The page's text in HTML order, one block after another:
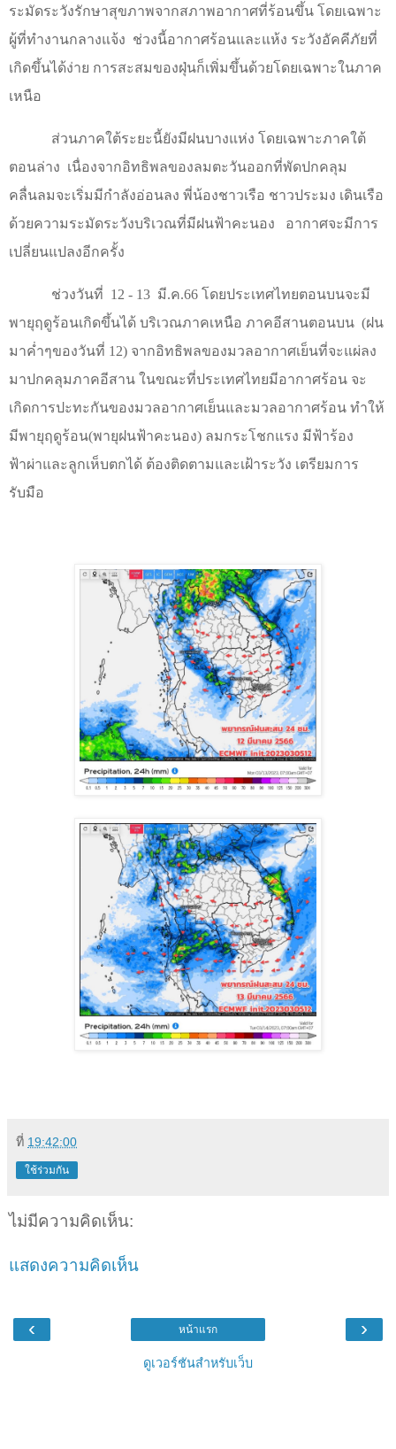
ระมัดระวังรักษาสุขภาพจากสภาพอากาศที่ร้อนขึ้น โดยเฉพาะ
ผู้ที่ทำงานกลางแจ้ง ช่วงนี้อากาศร้อนและแห้ง ระวังอัคคีภัยที่
เกิดขึ้นได้ง่าย การสะสมของฝุ่นก็เพิ่มขึ้นด้วยโดยเฉพาะในภาค
เหนือ
ส่วนภาคใต้ระยะนี้ยังมีฝนบางแห่ง โดยเฉพาะภาคใต้
ตอนล่าง เนื่องจากอิทธิพลของลมตะวันออกที่พัดปกคลุม
คลื่นลมจะเริ่มมีกำลังอ่อนลง พี่น้องชาวเรือ ชาวประมง เดินเรือ
ด้วยความระมัดระวังบริเวณที่มีฝนฟ้าคะนอง
อากาศจะมีการ
เปลี่ยนแปลงอีกครั้ง
ช่วงวันที่ 12 - 13 มี.ค.66 โดยประเทศไทยตอนบนจะมี
พายุฤดูร้อนเกิดขึ้นได้ บริเวณภาคเหนือ ภาคอีสานตอนบน (ฝน
มาค่ำๆของวันที่ 12) จากอิทธิพลของมวลอากาศเย็นที่จะแผ่ลง
มาปกคลุมภาคอีสาน ในขณะที่ประเทศไทยมีอากาศร้อน จะ
เกิดการปะทะกันของมวลอากาศเย็นและมวลอากาศร้อน ทำให้
มีพายุฤดูร้อน(พายุฝนฟ้าคะนอง) ลมกระโชกแรง มีฟ้าร้อง
ฟ้าผ่าและลูกเห็บตกได้ ต้องติดตามและเฝ้าระวัง เตรียมการ
รับมือ
ที่ 19:42:00
ใช้ร่วมกัน
ไม่มีความคิดเห็น:
แสดงความคิดเห็น
‹ ›
หน้าแรก
ดูเวอร์ชันสำหรับเว็บ